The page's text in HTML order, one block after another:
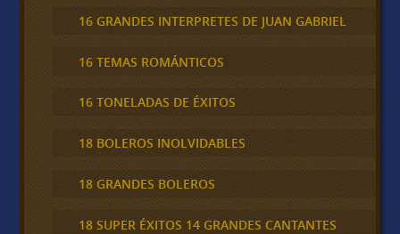
16 GRANDES INTERPRETES DE JUAN GABRIEL
16 TEMAS ROMÁNTICOS
16 TONELADAS DE ÉXITOS
18 BOLEROS INOLVIDABLES
18 GRANDES BOLEROS
18 SUPER ÉXITOS 14 GRANDES CANTANTES